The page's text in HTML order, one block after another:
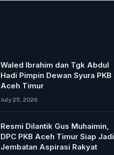
Waled Ibrahim dan Tgk Abdul
Hadi Pimpin Dewan Syura PKB
Aceh Timur
July 25, 2026
Resmi Dilantik Gus Muhaimin,
DPC PKB Aceh Timur Siap Jadi
Jembatan Aspirasi Rakyat